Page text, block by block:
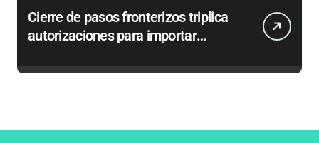
Cierre de pasos fronterizos triplica
autorizaciones para importar